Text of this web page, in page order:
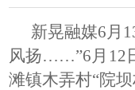
新晃融媒6月
风扬……”6月12
滩镇木弄村“院